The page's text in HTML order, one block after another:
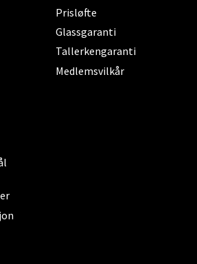
Prisløfte
Glassgaranti
Tallerkengaranti
Medlemsvilkår
Senter Storo
9, 0485 Oslo
- Strandtorget
Lillehammer